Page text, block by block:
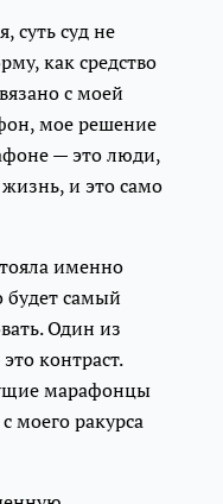
суть суд не
как средство
с моей
мое решение
— это люди,
и это само
именно
будет самый
Один из
контраст.
марафонцы
моего ракурса